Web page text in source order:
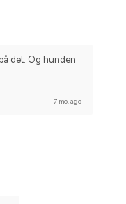
det. Og hunden
7 mo. ago